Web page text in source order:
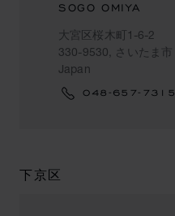
SOGO OMIYA
大宮区桜木町1-6-2
330-9530, さいたま市
Japan
048-657-7315
下京区